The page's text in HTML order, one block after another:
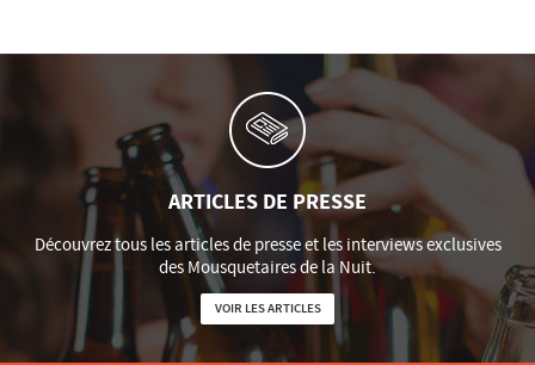
ARTICLES DE PRESSE
Découvrez tous les articles de presse et les interviews exclusives
des Mousquetaires de la Nuit.
VOIR LES ARTICLES